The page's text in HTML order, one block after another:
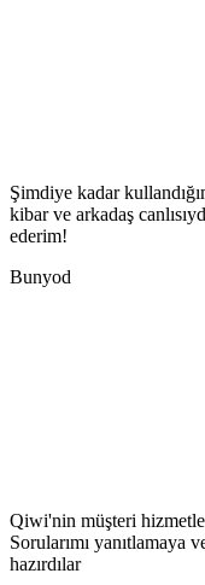
Şimdiye kadar
kibar ve arkadaş
ederim!
Bunyod
Qiwi'nin müşteri
Sorularımı yanıtlamaya
hazırdılar